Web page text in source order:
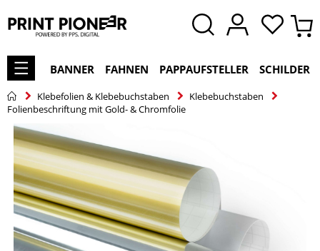
BANNER FAHNEN PAPPAUFSTELLER SCHILDER
Klebefolien & Klebebuchstaben
Klebebuchstaben
Folienbeschriftung mit Gold- & Chromfolie
Zum
Ende
der
Bildgalerie
springen